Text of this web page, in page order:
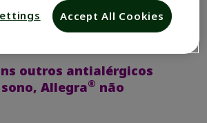
outros antialérgicos
Allegra® não
Accept All Cookies